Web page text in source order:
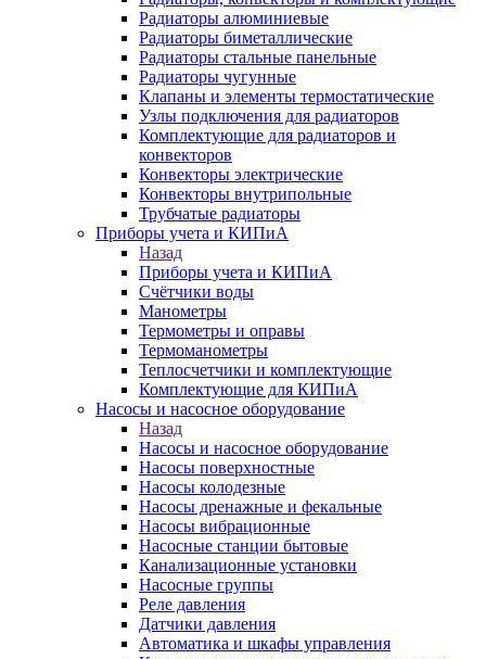
Радиаторы алюминиевые
Радиаторы биметаллические
Радиаторы стальные панельные
Радиаторы чугунные
Клапаны и элементы термостатические
Узлы подключения для радиаторов
Комплектующие для радиаторов и
конвекторов
Конвекторы электрические
Конвекторы внутрипольные
Трубчатые радиаторы
Приборы учета и КИПиА
Назад
Приборы учета и КИПиА
Счётчики воды
Манометры
Термометры и оправы
Термоманометры
Теплосчетчики и комплектующие
Комплектующие для КИПиА
Насосы и насосное оборудование
Назад
Насосы и насосное оборудование
Насосы поверхностные
Насосы колодезные
Насосы дренажные и фекальные
Насосы вибрационные
Насосные станции бытовые
Канализационные установки
Насосные группы
Реле давления
Датчики давления
Автоматика и шкафы управления